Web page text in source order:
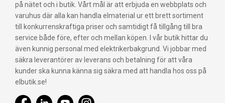
på nätet och i butik. Vårt mål är att erbjuda en webbplats och
varuhus där alla kan handla elmaterial ur ett brett sortiment
till konkurrenskraftiga priser och samtidigt få tillgång till bra
service både före, efter och mellan köpen. I vår butik hittar du
även kunnig personal med elektrikerbakgrund. Vi jobbar med
säkra leverantörer av leverans och betalning för att våra
kunder ska kunna känna sig säkra med att handla hos oss på
elbutik.se!